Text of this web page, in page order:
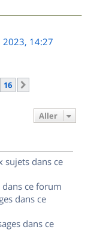
2023, 14:27
16
Aller
sujets dans ce
ce forum
dans ce
dans ce